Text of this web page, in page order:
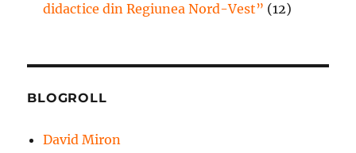
didactice din Regiunea Nord-Vest” (12)
BLOGROLL
David Miron